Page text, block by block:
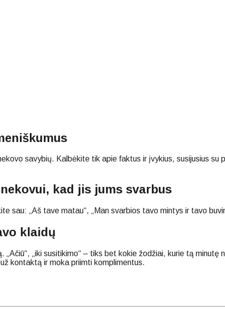
savybių. Kalbėkite tik apie faktus ir įvykius, susijusius
kad jis jums svarbus
sau: „Aš tave matau“, „Man svarbios tavo mintys ir tavo
klaidų
„Ačiū“, „iki susitikimo“ – tiks bet kokie žodžiai, kurie tą
kontaktą ir moka priimti komplimentus.